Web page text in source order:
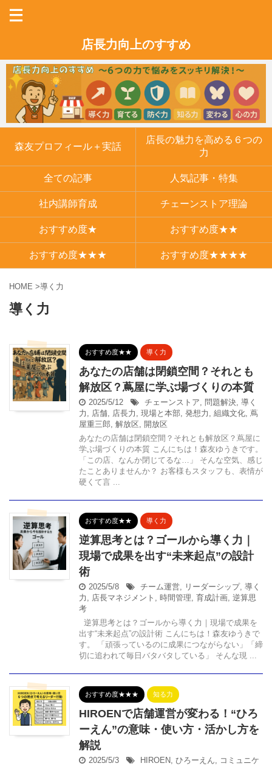
店長力向上のすすめ
森友プロフィール＋実話
店長の魅力を高める６つの
力
全ての記事 人気記事・特集
社内講師育成 チェーンストア理論
おすすめ度★ おすすめ度★★
おすすめ度★★★ おすすめ度★★★★
HOME >導く力
導く力
おすすめ度★★ 導く力
あなたの店舗は閉鎖空間？それとも
解放区？蔦屋に学ぶ場づくりの本質
2025/5/12 チェーンストア, 問題解決, 導く
力 , 店舗, 店長力 , 現場と本部, 発想力 , 組織文化, 蔦
屋重三郎, 解放区, 開放区
あなたの店舗は閉鎖空間？それとも解放区？蔦屋に
学ぶ場づくりの本質 こんにちは！森友ゆうきです。
「この店、なんか閉じてるな…」 そんな空気、感じ
たことありませんか？ お客様もスタッフも、表情が
硬くて言 ...
おすすめ度★★ 導く力
逆算思考とは？ゴールから導く力｜
現場で成果を出す“未来起点”の設計
術
2025/5/8 チーム運営, リーダーシップ, 導く
力 , 店長マネジメント , 時間管理, 育成計画, 逆算思
考
逆算思考とは？ゴールから導く力｜現場で成果を
出す“未来起点”の設計術 こんにちは！森友ゆうきで
す。 「頑張っているのに成果につながらない」「締
切に追われて毎日バタバタしている」 そんな現 ...
おすすめ度★★★ 知る力
HIROENで店舗運営が変わる！“ひろ
ーえん”の意味・使い方・活かし方を
解説
2025/5/3 HIROEN, ひろーえん, コミュニケ